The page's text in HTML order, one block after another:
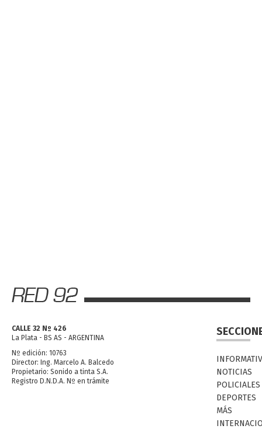
CALLE 32 Nº 426
La Plata - BS AS - ARGENTINA
Nº edición: 10763
Director: Ing. Marcelo A. Balcedo
Propietario: Sonido a tinta S.A.
Registro D.N.D.A. Nº en trámite
NOTICIAS
POLICIALES
DEPORTES
MÁS